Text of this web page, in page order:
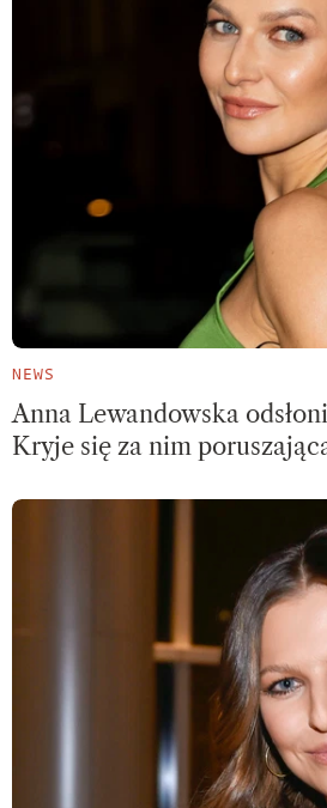
NEWS
Anna Lewandowska
Kryje się za nim